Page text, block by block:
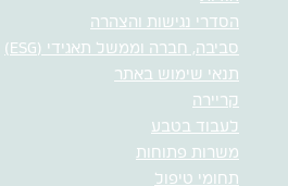
הסדרי נגישות והצהרה
סביבה, חברה וממשל תאגידי (ESG)
תנאי שימוש באתר
קריירה
לעבוד בטבע
משרות פתוחות
תחומי טיפול